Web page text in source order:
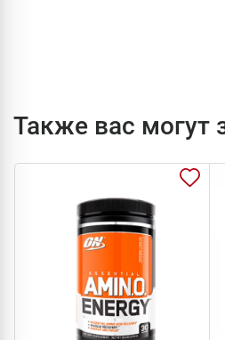
Также вас могут